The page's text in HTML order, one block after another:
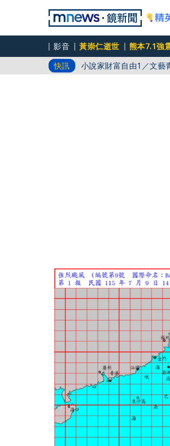
影音 黃崇仁逝世 熊本7.1強
快訊
台灣原創動畫5／《芽
小說家財富自由1／文